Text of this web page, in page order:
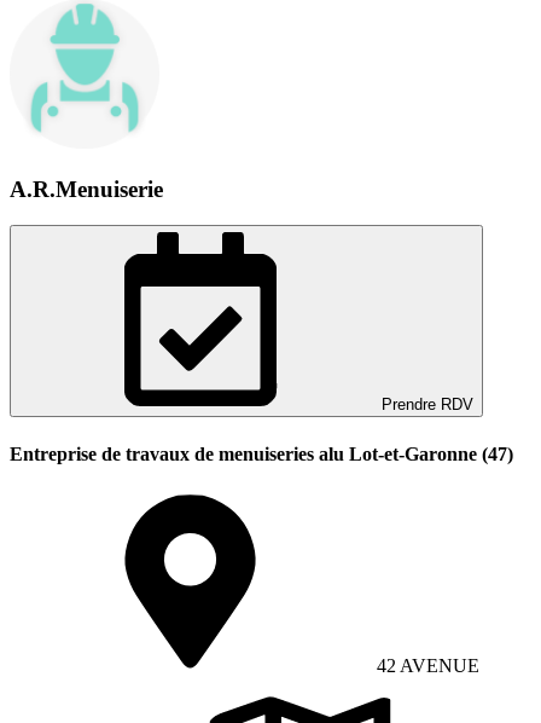
A.R.Menuiserie
Prendre RDV
Entreprise de travaux de menuiseries alu Lot-et-Garonne (47)
42 AVENUE